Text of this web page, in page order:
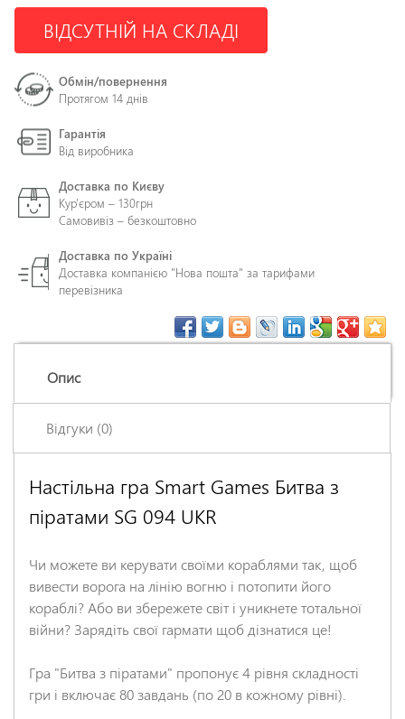
ВІДСУТНІЙ НА СКЛАДІ
Обмін/повернення
Протягом 14 днів
Гарантія
Від виробника
Доставка по Києву
Кур'єром – 130грн
Самовивіз – безкоштовно
Доставка по Україні
Доставка компанією "Нова пошта" за тарифами
перевізника
Опис
Відгуки (0)
Настільна гра Smart Games Битва з
піратами SG 094 UKR
Чи можете ви керувати своїми кораблями так, щоб
вивести ворога на лінію вогню і потопити його
кораблі? Або ви збережете світ і уникнете тотальної
війни? Зарядіть свої гармати щоб дізнатися це!
Гра "Битва з піратами" пропонує 4 рівня складності
гри і включає 80 завдань (по 20 в кожному рівні).
Залишіть відгук про цей товар першими
*
Ім'я
*
Заголовок відгуку